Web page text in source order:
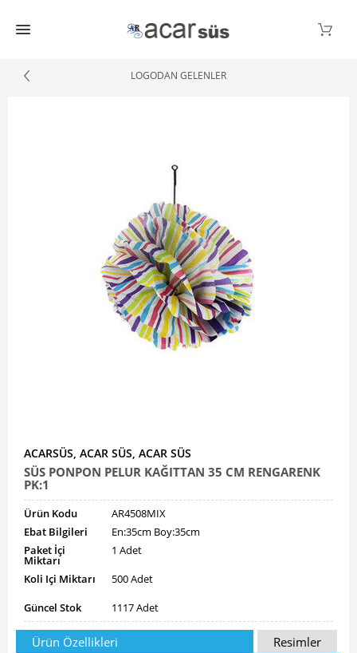
LOGODAN GELENLER
ACARSÜS, ACAR SÜS, ACAR SÜS
SÜS PONPON PELUR KAĞITTAN 35 CM RENGARENK
PK:1
Ürün Kodu
AR4508MIX
Ebat Bilgileri
En:35cm Boy:35cm
Paket İçi
Miktarı
1 Adet
Koli Içi Miktarı
500 Adet
Güncel Stok
1117 Adet
Ürün Özellikleri Resimler